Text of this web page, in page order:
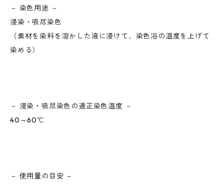
－ 染色用途 －
浸染・吸尽染色
（素材を染料を溶かした液に浸けて、染色浴の温度を上げて
染める）
－ 浸染・吸尽染色の適正染色温度 －
40～60℃
－ 使用量の目安 －